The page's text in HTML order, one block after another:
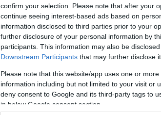
confirm your selection. Please note that after your
continue seeing interest-based ads based on
information disclosed to third parties prior to your
further disclosure of your personal information by
participants. This information may also be
Downstream Participants that may further disclose
Please note that this website/app uses one or
information including but not limited to your visit or
deny consent to Google and its third-party tags to
in below Google consent section.
στα ζώα και στους ανθρώπους.
Δευτέρα, 21 Νοεμβρίου 2016
Έπρεπε να έρθουν οι ξένοι...να μας τα
τα ξέραμε! Η χώρα μας είναι πρώτη
αντιβιοτικών στην Ευρώπη!Το ίδιο